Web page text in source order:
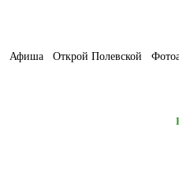
Афиша Открой Полевской